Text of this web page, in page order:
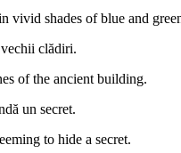
vivid shades of blue and
clădiri.
of the ancient building.
un secret.
to hide a secret.